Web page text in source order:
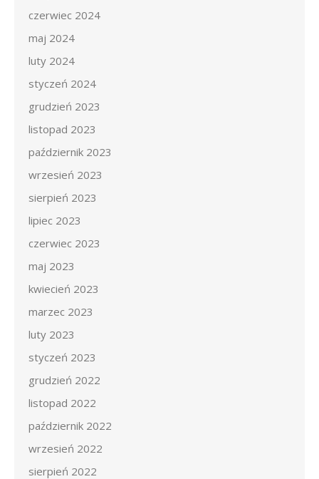
czerwiec 2024
maj 2024
luty 2024
styczeń 2024
grudzień 2023
listopad 2023
październik 2023
wrzesień 2023
sierpień 2023
lipiec 2023
czerwiec 2023
maj 2023
kwiecień 2023
marzec 2023
luty 2023
styczeń 2023
grudzień 2022
listopad 2022
październik 2022
wrzesień 2022
sierpień 2022